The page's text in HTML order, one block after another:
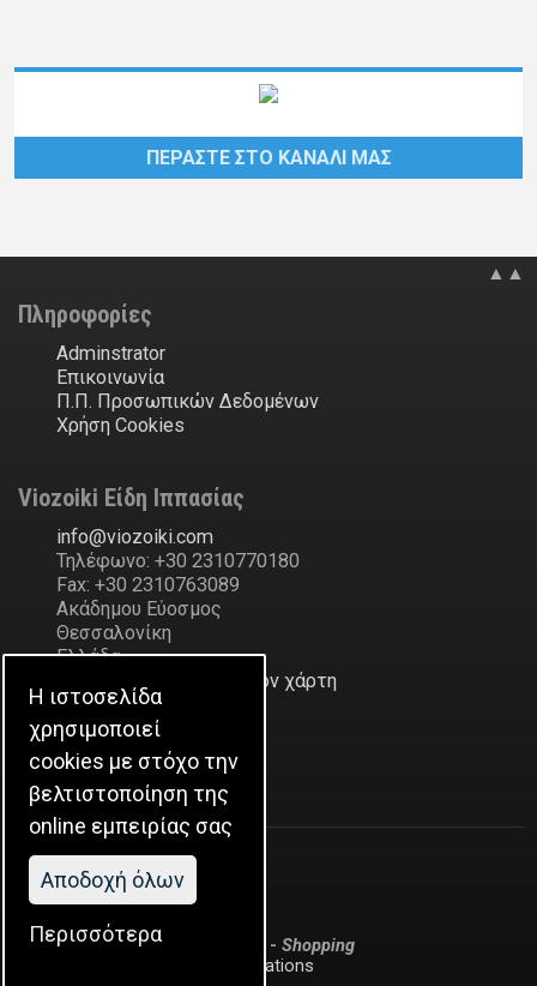
ΠΕΡΑΣΤΕ ΣΤΟ ΚΑΝΑΛΙ ΜΑΣ
▲▲
Πληροφορίες
Adminstrator
Επικοινωνία
Π.Π. Προσωπικών Δεδομένων
Χρήση Cookies
Viozoiki Είδη Ιππασίας
moc
.
ikiozoiv
@
ofni
Τηλέφωνο: +30 2310770180
Fax: +30 2310763089
Ακάδημου Εύοσμος
Θεσσαλονίκη
Ελλάδα
Δείξε την διεύθυνση στον χάρτη
Η Εταιρεία
Ιστορικό
Application: Business Sphere - Shopping
2easy web applications
Η ιστοσελίδα
χρησιμοποιεί
cookies με στόχο την
βελτιστοποίηση της
online εμπειρίας σας
Aποδοχή όλων
Περισσότερα